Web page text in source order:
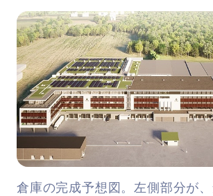
倉庫の完成予想図。左側部分が